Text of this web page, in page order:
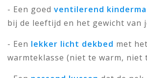
- Een goed ventilerend
bij de leeftijd en het gewicht van
- Een lekker licht dekbed met
warmteklasse (niet te warm, niet